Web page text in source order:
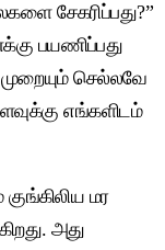
சேகரிப்பது?”
பயணிப்பது
செல்லவே
எங்களிடம்
மர
அது